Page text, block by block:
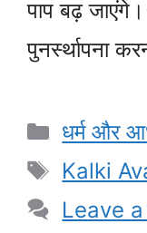
पाप बढ़
पुनर्स्थापना
धर्म और
Tags
Kalki
Leave